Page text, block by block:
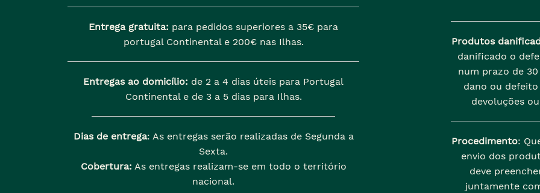
Entrega gratuita: para pedidos superiores a 35€ para
portugal Continental e 200€ nas Ilhas.
Entregas ao domicílio: de 2 a 4 dias úteis para Portugal
Continental e de 3 a 5 dias para Ilhas.
Dias de entrega: As entregas serão realizadas de Segunda a
Sexta.
Cobertura: As entregas realizam-se em todo o território
nacional.
Produtos
danificado o
num prazo de
dano ou
devoluções
Procedimento:
envio dos
deve
juntamente